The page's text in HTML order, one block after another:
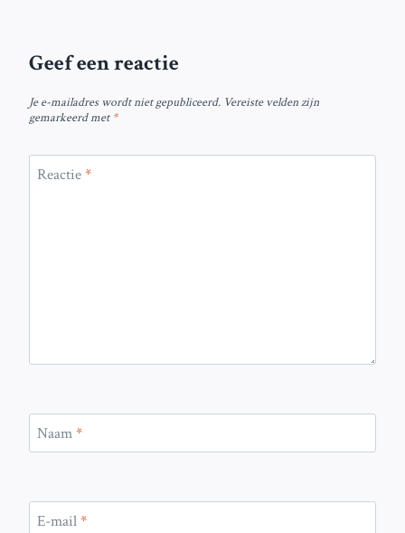
Geef een reactie
Je e-mailadres wordt niet gepubliceerd. Vereiste velden zijn
gemarkeerd met*
Reactie*
Naam*
E-mail*